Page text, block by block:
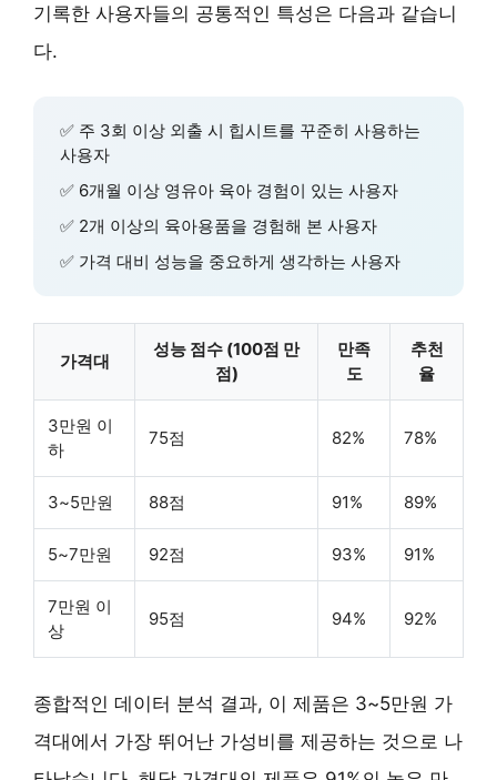
기록한 사용자들의 공통적인 특성은 다음과 같습니
다.
✅ 주 3회 이상 외출 시 힙시트를 꾸준히 사용하는
사용자
✅ 6개월 이상 영유아 육아 경험이 있는 사용자
✅ 2개 이상의 육아용품을 경험해 본 사용자
✅ 가격 대비 성능을 중요하게 생각하는 사용자
가격대
성능 점수 (100점 만
점)
만족
도
추천
율
3만원 이
하
75점 82% 78%
3~5만원 88점 91% 89%
5~7만원 92점 93% 91%
7만원 이
상
95점 94% 92%
종합적인 데이터 분석 결과, 이 제품은 3~5만원 가
격대에서 가장 뛰어난 가성비를 제공하는 것으로 나